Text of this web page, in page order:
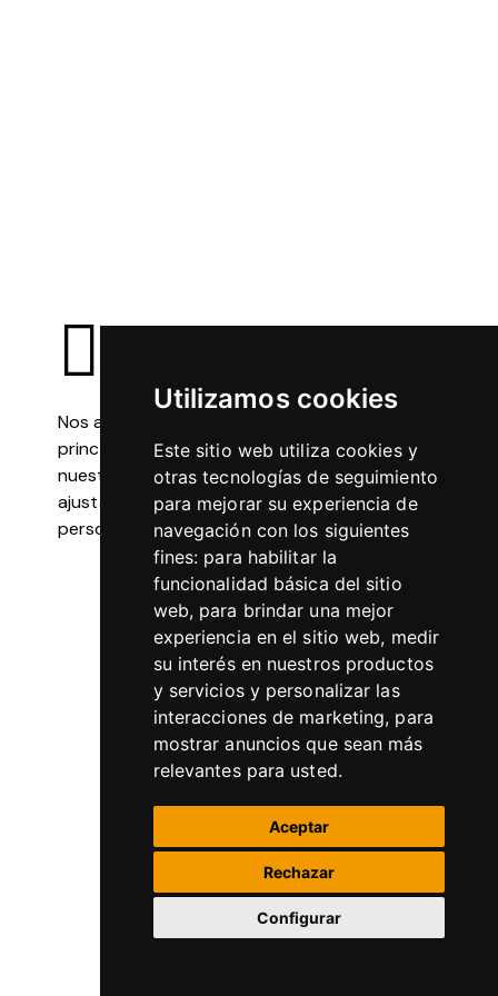
Utilizamos cookies
Este sitio web utiliza cookies y
otras tecnologías de seguimiento
para mejorar su experiencia de
navegación con los siguientes
fines: para habilitar la
funcionalidad básica del sitio
web, para brindar una mejor
experiencia en el sitio web, medir
su interés en nuestros productos
y servicios y personalizar las
interacciones de marketing, para
mostrar anuncios que sean más
relevantes para usted.
Aceptar
Rechazar
Configurar
Nos adaptamos a ti, no al revés. Ya seas
principiante o triatleta experimentado,
nuestros entrenamientos y actividades se
ajustan a tus necesidades, ritmos y objetivos
personales.